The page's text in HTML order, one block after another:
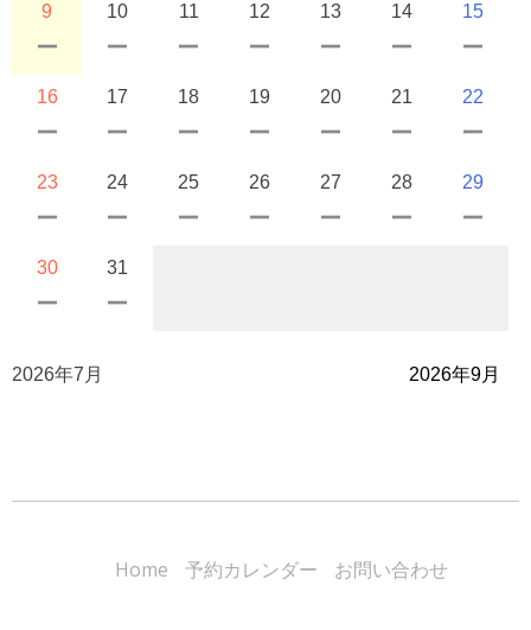
9 10 11 12 13 14 15
16 17 18 19 20 21 22
23 24 25 26 27 28 29
30 31
2026年7月 2026年9月
Home 予約カレンダー お問い合わせ